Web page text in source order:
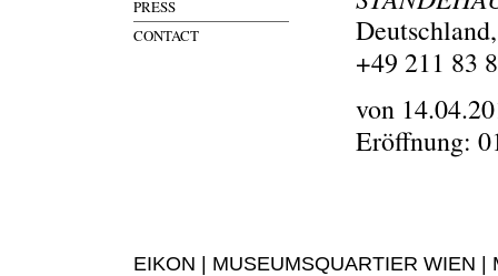
PRESS
CONTACT
+49 211 83
von
Eröffnung:
EIKON | MUSEUMSQUARTIER WIEN